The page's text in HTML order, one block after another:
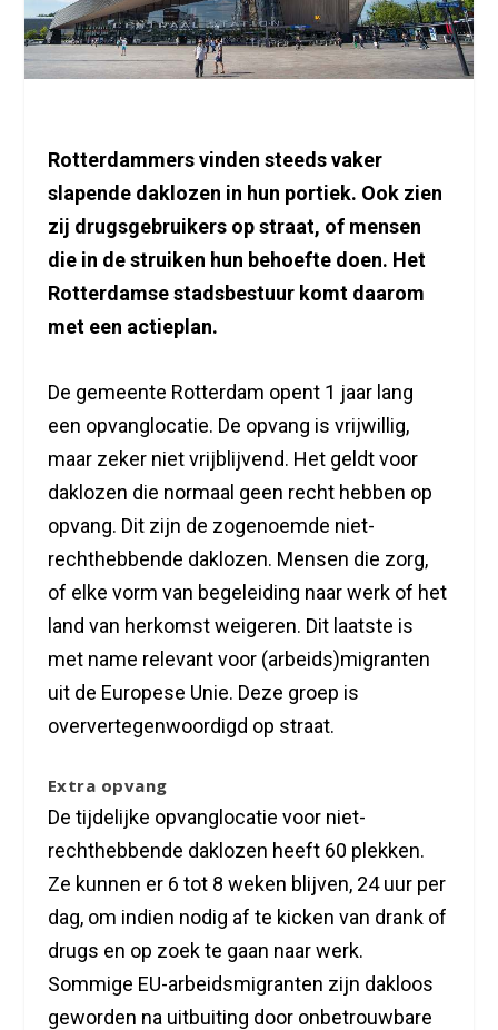
Rotterdammers vinden steeds vaker
slapende daklozen in hun portiek. Ook zien
zij drugsgebruikers op straat, of mensen
die in de struiken hun behoefte doen. Het
Rotterdamse stadsbestuur komt daarom
met een actieplan.
De gemeente Rotterdam opent 1 jaar lang
een opvanglocatie. De opvang is vrijwillig,
maar zeker niet vrijblijvend. Het geldt voor
daklozen die normaal geen recht hebben op
opvang. Dit zijn de zogenoemde niet-
rechthebbende daklozen. Mensen die zorg,
of elke vorm van begeleiding naar werk of het
land van herkomst weigeren. Dit laatste is
met name relevant voor (arbeids)migranten
uit de Europese Unie. Deze groep is
oververtegenwoordigd op straat.
Extra opvang
De tijdelijke opvanglocatie voor niet-
rechthebbende daklozen heeft 60 plekken.
Ze kunnen er 6 tot 8 weken blijven, 24 uur per
dag, om indien nodig af te kicken van drank of
drugs en op zoek te gaan naar werk.
Sommige EU-arbeidsmigranten zijn dakloos
geworden na uitbuiting door onbetrouwbare